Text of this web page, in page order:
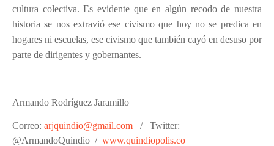
cultura colectiva. Es evidente que en algún recodo de nuestra
historia se nos extravió ese civismo que hoy no se predica en
hogares ni escuelas, ese civismo que también cayó en desuso por
parte de dirigentes y gobernantes.
Armando Rodríguez Jaramillo
Correo: arjquindio@gmail.com /
Twitter:
@ArmandoQuindio / www.quindiopolis.co